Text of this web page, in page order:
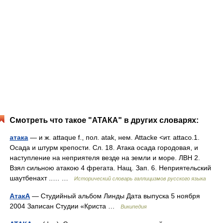
Смотреть что такое "АТАКА" в других словарях:
атака — и ж. attaque f., пол. atak, нем. Attacke <ит. attaco.1.
Осада и штурм крепости. Сл. 18. Атака осада городовая, и
наступление на неприятеля везде на земли и море. ЛВН 2.
Взял сильною атакою 4 фрегата. Нащ. Зап. 6. Неприятельский
шаутбенахт ..… …
Исторический словарь галлицизмов русского языка
АтакА — Студийный альбом Линды Дата выпуска 5 ноября
2004 Записан Студии «Криста …
Википедия